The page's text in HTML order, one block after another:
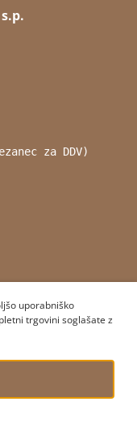
za DDV)
uporabniško
trgovini soglašate z